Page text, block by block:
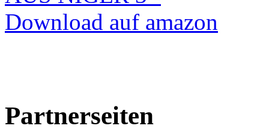
Partnerseiten